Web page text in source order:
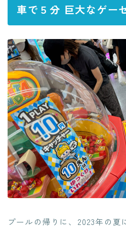
車で５分 巨大なゲー
プールの帰りに、2023年の夏